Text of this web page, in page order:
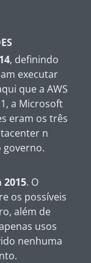
, definindo
executar
que a AWS
a Microsoft
eram os três
n
governo.
2015. O
os possíveis
além de
usos
nenhuma